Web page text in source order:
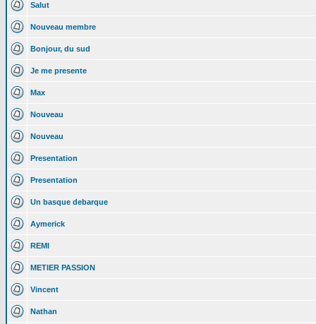
Salut
Nouveau membre
Bonjour, du sud
Je me presente
Max
Nouveau
Nouveau
Presentation
Presentation
Un basque debarque
Aymerick
REMI
METIER PASSION
Vincent
Nathan